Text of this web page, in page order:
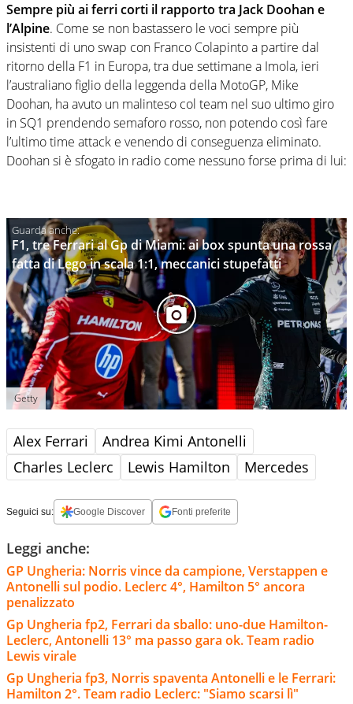
Sempre più ai ferri corti il rapporto tra Jack Doohan e
l’Alpine. Come se non bastassero le voci sempre più
insistenti di uno swap con Franco Colapinto a partire dal
ritorno della F1 in Europa, tra due settimane a Imola, ieri
l’australiano figlio della leggenda della MotoGP, Mike
Doohan, ha avuto un malinteso col team nel suo ultimo giro
in SQ1 prendendo semaforo rosso, non potendo così fare
l’ultimo time attack e venendo di conseguenza eliminato.
Doohan si è sfogato in radio come nessuno forse prima di lui:
F1, tre Ferrari al Gp di Miami: ai box spunta una rossa
fatta di Lego in scala 1:1, meccanici stupefatti
Getty
Alex Ferrari
Andrea Kimi Antonelli
Charles Leclerc
Lewis Hamilton Mercedes
Seguici su: Google Discover Fonti preferite
Leggi anche:
GP Ungheria: Norris vince da campione, Verstappen e
Antonelli sul podio. Leclerc 4°, Hamilton 5° ancora
penalizzato
Gp Ungheria fp2, Ferrari da sballo: uno-due Hamilton-
Leclerc, Antonelli 13° ma passo gara ok. Team radio
Lewis virale
Gp Ungheria fp3, Norris spaventa Antonelli e le Ferrari:
Hamilton 2°. Team radio Leclerc: "Siamo scarsi lì"